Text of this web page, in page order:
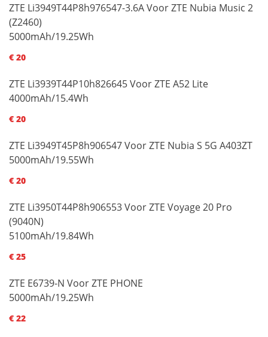
ZTE Li3949T44P8h976547-3.6A Voor ZTE Nubia Music 2
(Z2460)
5000mAh/19.25Wh
€ 20
ZTE Li3939T44P10h826645 Voor ZTE A52 Lite
4000mAh/15.4Wh
€ 20
ZTE Li3949T45P8h906547 Voor ZTE Nubia S 5G A403ZT
5000mAh/19.55Wh
€ 20
ZTE Li3950T44P8h906553 Voor ZTE Voyage 20 Pro
(9040N)
5100mAh/19.84Wh
€ 25
ZTE E6739-N Voor ZTE PHONE
5000mAh/19.25Wh
€ 22